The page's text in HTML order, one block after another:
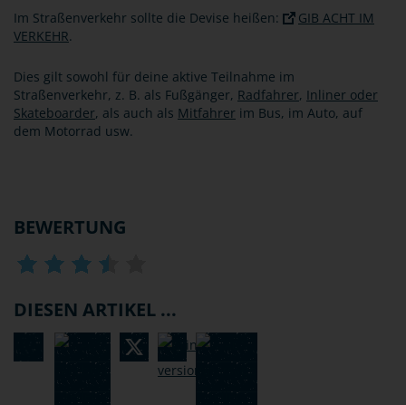
Im Straßenverkehr sollte die Devise heißen:
GIB ACHT IM
VERKEHR.
Dies gilt sowohl für deine aktive Teilnahme im
Straßenverkehr, z. B. als Fußgänger, Radfahrer, Inliner oder
Skateboarder, als auch als Mitfahrer im Bus, im Auto, auf
dem Motorrad usw.
BEWERTUNG
DIESEN ARTIKEL ...